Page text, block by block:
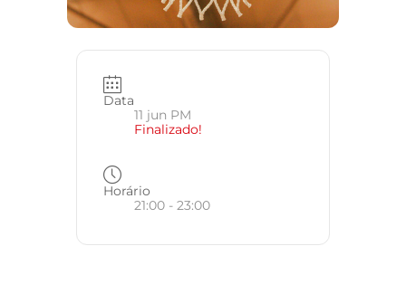
Data
11 jun PM
Finalizado!
Horário
21:00 - 23:00